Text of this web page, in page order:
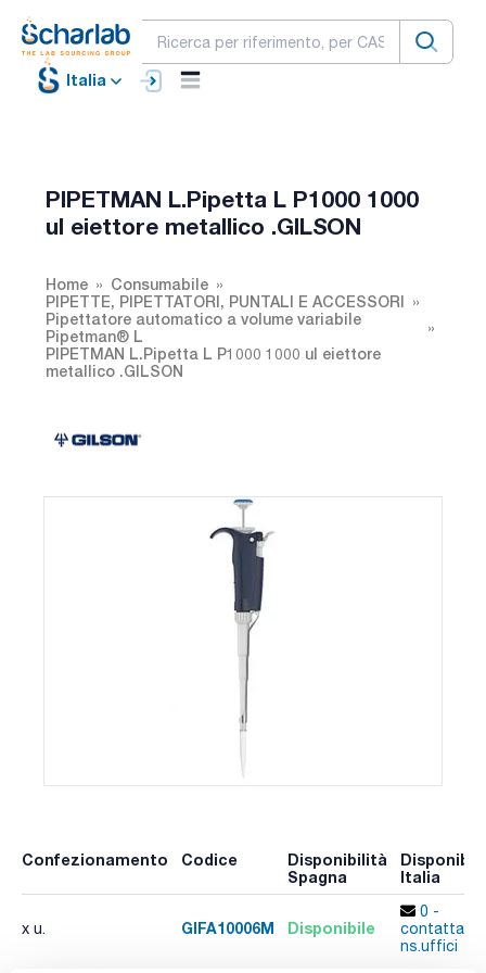
Italia
PIPETMAN L.Pipetta L P1000 1000
ul eiettore metallico .GILSON
Home
Consumabile
PIPETTE, PIPETTATORI, PUNTALI E ACCESSORI
Pipettatore automatico a volume variabile
Pipetman® L
PIPETMAN L.Pipetta L P1000 1000 ul eiettore
metallico .GILSON
Confezionamento Codice
Disponibilità
Spagna
Italia
x u. GIFA10006M Disponibile
0 -
contatta i
ns.uffici